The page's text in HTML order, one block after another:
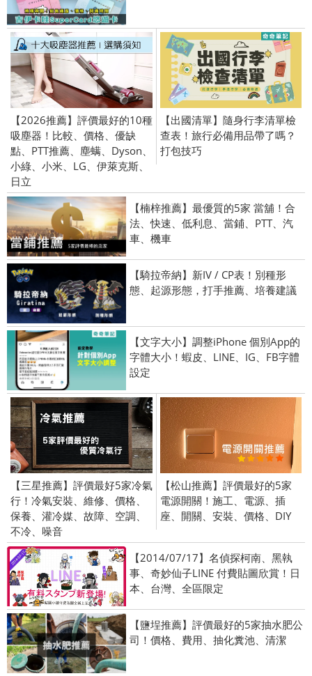
【2026推薦】評價最好的10種
吸塵器！比較、價格、優缺
點、PTT推薦、塵螨、Dyson、
小綠、小米、LG、伊萊克斯、
日立
【出國清單】隨身行李清單檢
查表！旅行必備用品帶了嗎？
打包技巧
【楠梓推薦】最優質的5家 當舖！合
法、快速、低利息、當鋪、PTT、汽
車、機車
【騎拉帝納】新IV / CP表！別種形
態、起源形態，打手推薦、培養建議
【文字大小】調整iPhone 個別App的
字體大小！蝦皮、LINE、IG、FB字體
設定
【三星推薦】評價最好5家冷氣
行！冷氣安裝、維修、價格、
保養、灌冷媒、故障、空調、
不冷、噪音
【松山推薦】評價最好的5家
電源開關！施工、電源、插
座、開關、安裝、價格、DIY
【2014/07/17】名偵探柯南、黑執
事、奇妙仙子LINE 付費貼圖欣賞！日
本、台灣、全區限定
【鹽埕推薦】評價最好的5家抽水肥公
司！價格、費用、抽化糞池、清潔